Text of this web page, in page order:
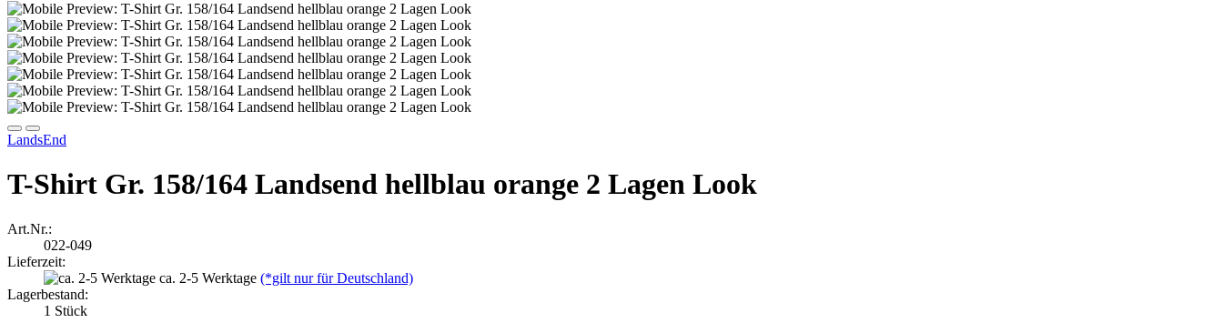
LandsEnd
T-Shirt Gr. 158/164 Landsend hellblau orange 2 Lagen Look
Art.Nr.:
022-049
Lieferzeit:
ca. 2-5 Werktage (*gilt nur für Deutschland)
Lagerbestand:
1 Stück